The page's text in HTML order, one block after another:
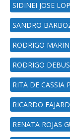
SIDINEI JOSE
SANDRO
RODRIGO
RODRIGO
RITA DE CASSIA
RICARDO
RENATA ROJAS